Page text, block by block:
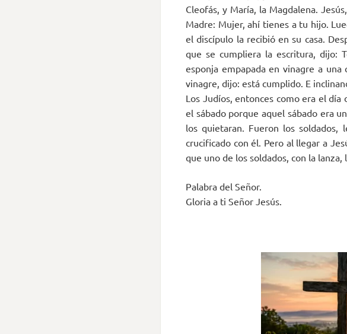
Cleofás, y María, la Magdalena.
Madre: Mujer, ahí tienes a tu hijo.
el discípulo la recibió en su casa.
que se cumpliera la escritura, dijo:
esponja empapada en vinagre a
vinagre, dijo: está cumplido. E
Los Judíos, entonces como era el día
el sábado porque aquel sábado era
los quietaran. Fueron los
crucificado con él. Pero al llegar a
que uno de los soldados, con la
Palabra del Señor.
Gloria a ti Señor Jesús.